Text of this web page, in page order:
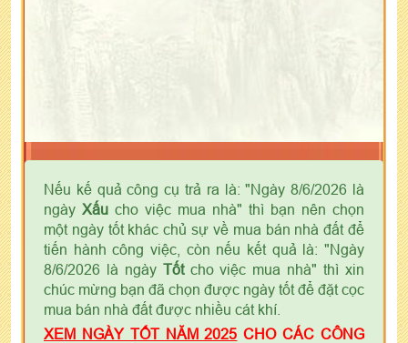
Nếu kế quả công cụ trả ra là: "Ngày 8/6/2026 là
ngày Xấu cho việc mua nhà" thì bạn nên chọn
một ngày tốt khác chủ sự về mua bán nhà đất để
tiến hành công việc, còn nếu kết quả là: "Ngày
8/6/2026 là ngày Tốtcho việc mua nhà" thì xin
chúc mừng bạn đã chọn được ngày tốt để đặt cọc
mua bán nhà đất được nhiều cát khí.
XEM NGÀY TỐT NĂM 2025 CHO CÁC CÔNG